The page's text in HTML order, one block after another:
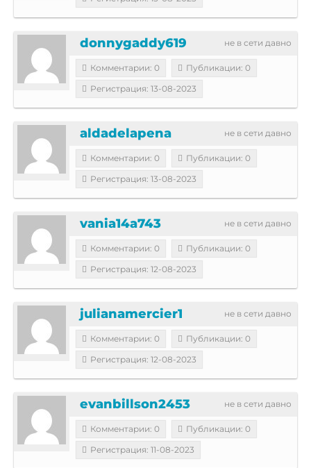
не в сети давно
donnygaddy619
Комментарии: 0
Публикации: 0
Регистрация: 13-08-2023
не в сети давно
aldadelapena
Комментарии: 0
Публикации: 0
Регистрация: 13-08-2023
не в сети давно
vania14a743
Комментарии: 0
Публикации: 0
Регистрация: 12-08-2023
не в сети давно
julianamercier1
Комментарии: 0
Публикации: 0
Регистрация: 12-08-2023
не в сети давно
evanbillson2453
Комментарии: 0
Публикации: 0
Регистрация: 11-08-2023